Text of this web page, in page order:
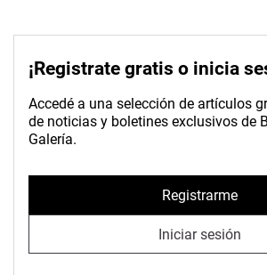
¡Registrate gratis o inicia
Accedé a una selección de artículos
de noticias y boletines exclusivos de
Galería.
Registrarme
Iniciar sesión